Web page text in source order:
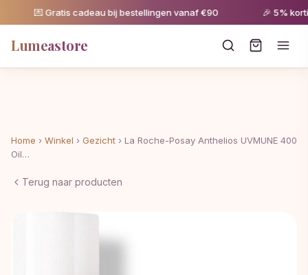
💌 Gratis cadeau bij bestellingen vanaf €90 🎉 5%
Lumeastore
Home › Winkel › Gezicht › La Roche-Posay Anthelios UVMUNE 400
Oil…
Terug naar producten